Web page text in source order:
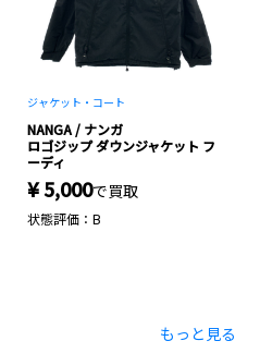
ジャケット・コート
NANGA / ナンガ
ロゴジップ ダウンジャケット フ
ーディ
¥ 5,000で買取
状態評価：B
もっと見る